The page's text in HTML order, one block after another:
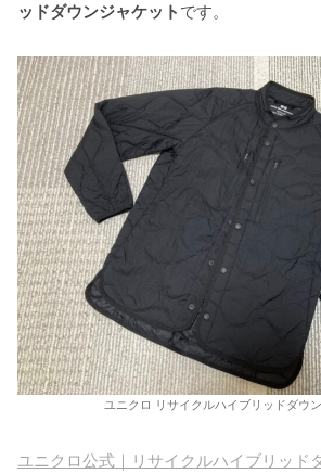
ッドダウンジャケット です。
ユニクロ リサイクルハイブリッドダウ
ユニクロ公式｜リサイクルハイブリッド